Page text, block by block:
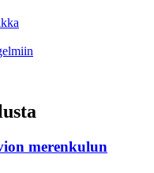
merenkulun